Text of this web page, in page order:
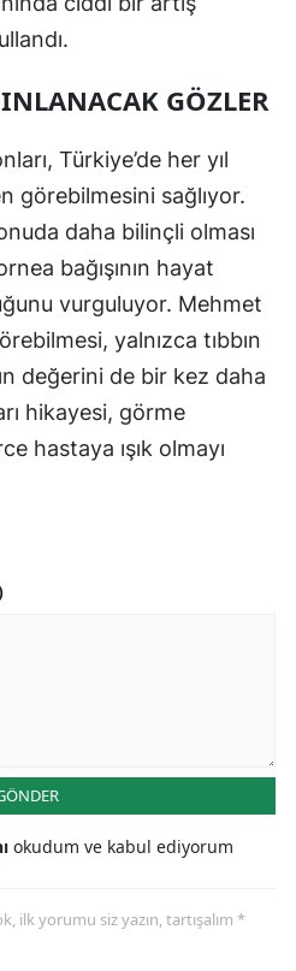
GÖZLER
Türkiye’de her yıl
görebilmesini sağlıyor.
daha bilinçli olması
bağışının hayat
vurguluyor. Mehmet
yalnızca tıbbın
değerini de bir kez daha
hikayesi, görme
hastaya ışık olmayı
okudum ve kabul ediyorum
ilk yorumu siz yazın, tartışalım *